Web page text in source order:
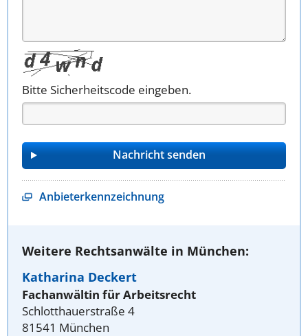
Bitte Sicherheitscode eingeben.
Anbieterkennzeichnung
Weitere Rechtsanwälte in München:
Katharina Deckert
Fachanwältin für Arbeitsrecht
Schlotthauerstraße 4
81541 München